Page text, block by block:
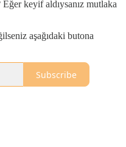
keyif aldıysanız mutlaka
aşağıdaki butona
Subscribe